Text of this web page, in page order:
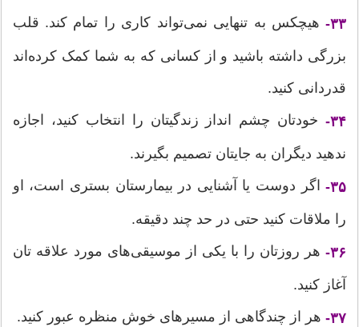
۳۳- هیچکس به تنهایی نمی‌تواند کاری را تمام کند. قلب
بزرگی داشته باشید و از کسانی که به شما کمک کرده‌اند
قدردانی کنید.
۳۴- خودتان چشم انداز زندگیتان را انتخاب کنید، اجازه
ندهید دیگران به جایتان تصمیم بگیرند.
۳۵- اگر دوست یا آشنایی در بیمارستان بستری است، او
را ملاقات کنید حتی در حد چند دقیقه.
۳۶- هر روزتان را با یکی از موسیقی‌های مورد علاقه تان
آغاز کنید.
۳۷- هر از چندگاهی از مسیرهای خوش منظره عبور کنید.